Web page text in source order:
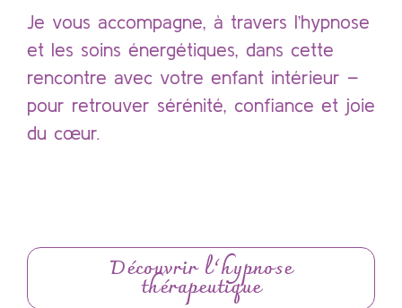
Je vous accompagne, à travers l’hypnose
et les soins énergétiques, dans cette
rencontre avec votre enfant intérieur –
pour retrouver sérénité, confiance et joie
du cœur.
Découvrir l’hypnose
thérapeutique